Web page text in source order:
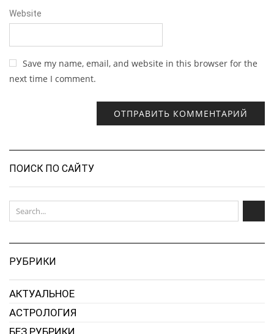
Website
Save my name, email, and website in this browser for the
next time I comment.
ПОИСК ПО САЙТУ
РУБРИКИ
АКТУАЛЬНОЕ
АСТРОЛОГИЯ
БЕЗ РУБРИКИ